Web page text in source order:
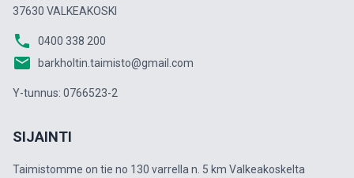
37630 VALKEAKOSKI
phone 0400 338 200
email barkholtin.taimisto@gmail.com
Y-tunnus: 0766523-2
SIJAINTI
Taimistomme on tie no 130 varrella n. 5 km Valkeakoskelta